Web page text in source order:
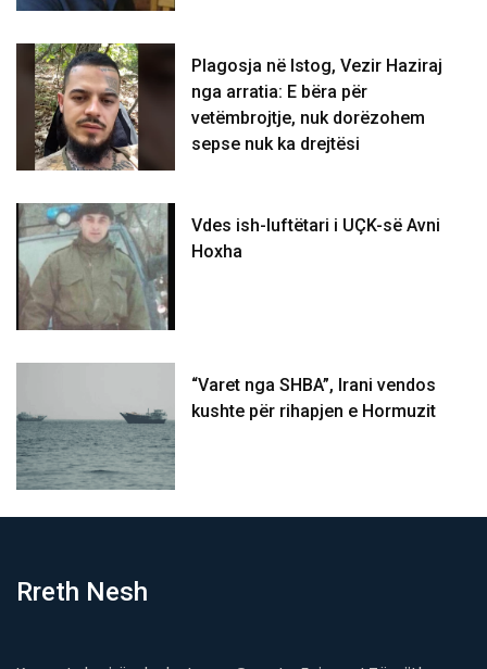
Plagosja në Istog, Vezir Haziraj
nga arratia: E bëra për
vetëmbrojtje, nuk dorëzohem
sepse nuk ka drejtësi
Vdes ish-luftëtari i UÇK-së Avni
Hoxha
“Varet nga SHBA”, Irani vendos
kushte për rihapjen e Hormuzit
Rreth Nesh